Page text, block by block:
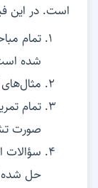
است. در این
تمام
شده
تمام
صورت
سؤالات
حل